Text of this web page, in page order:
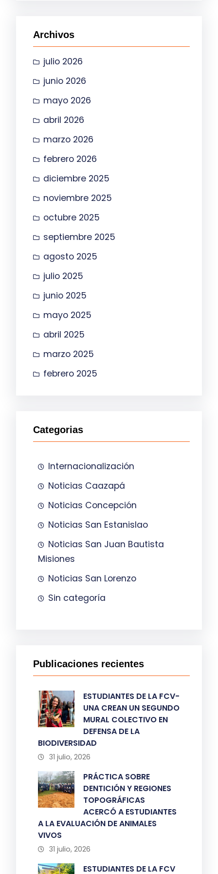
a
Archivos
julio 2026
junio 2026
mayo 2026
abril 2026
marzo 2026
febrero 2026
diciembre 2025
noviembre 2025
octubre 2025
septiembre 2025
agosto 2025
julio 2025
junio 2025
mayo 2025
abril 2025
marzo 2025
febrero 2025
Categorias
Internacionalización
Noticias Caazapá
Noticias Concepción
Noticias San Estanislao
Noticias San Juan Bautista
Misiones
Noticias San Lorenzo
Sin categoría
Publicaciones recientes
ESTUDIANTES DE LA FCV-
UNA CREAN UN SEGUNDO
MURAL COLECTIVO EN
DEFENSA DE LA
BIODIVERSIDAD
31 julio, 2026
PRÁCTICA SOBRE
DENTICIÓN Y REGIONES
TOPOGRÁFICAS
ACERCÓ A ESTUDIANTES
A LA EVALUACIÓN DE ANIMALES
VIVOS
31 julio, 2026
ESTUDIANTES DE LA FCV